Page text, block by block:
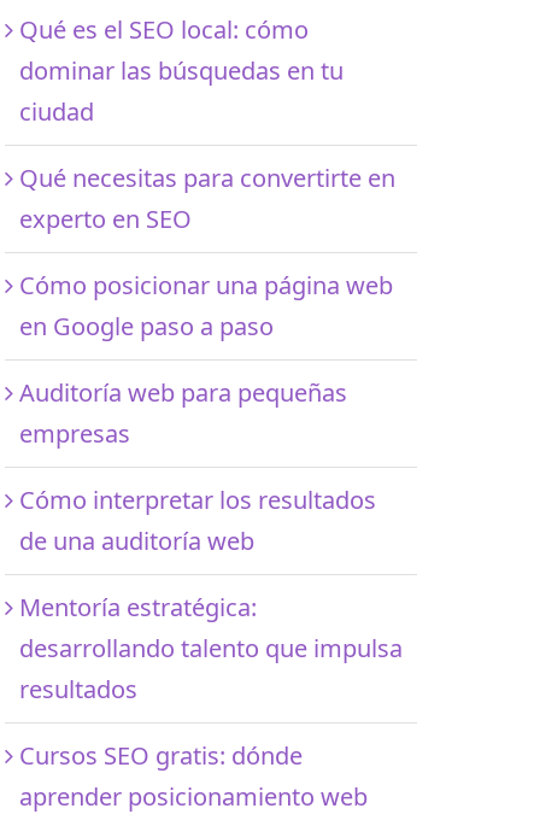
Qué es el SEO local: cómo
dominar las búsquedas en tu
ciudad
Qué necesitas para convertirte en
experto en SEO
Cómo posicionar una página web
en Google paso a paso
Auditoría web para pequeñas
empresas
Cómo interpretar los resultados
de una auditoría web
Mentoría estratégica:
desarrollando talento que impulsa
resultados
Cursos SEO gratis: dónde
aprender posicionamiento web